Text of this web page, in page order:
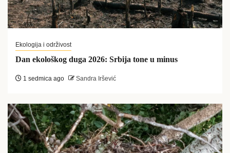
Ekologija i održivost
Dan ekološkog duga 2026: Srbija tone u minus
1 sedmica ago Sandra Iršević